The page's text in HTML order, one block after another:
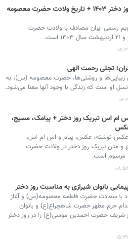
روز دختر ۱۴۰۳ + تاریخ ولادت حضرت معصومه
رسمی ایران مصادف با ولادت حضرت
تجلی رحمت الهی
زیبایی‌ها و روشنی‌ها، حضرت معصومه (س)، به
نسل او است که زندگی با وجود آنها معنا می‌شود.
ام اس تبریک روز دختر + پیامک، مسیج،
عکس نوشته، عکس، پیام و اس ام اس،
و متن تبریک روز دختر در ولادت حضرت
است.
بانوان شیرازی به مناسبت روز دختر
با سعادت حضرت فاطمه معصومه(س) و آغاز
حرم مطهر حضرت شاهچراغ(ع) و بانوان
حضرت احمدبن موسی(ع) را در روز دختر